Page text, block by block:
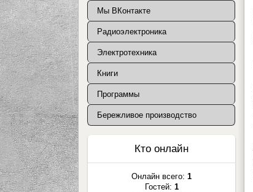
Мы ВКонтакте
Радиоэлектроника
Электротехника
Книги
Программы
Бережливое производство
Кто онлайн
Онлайн всего: 1
Гостей: 1